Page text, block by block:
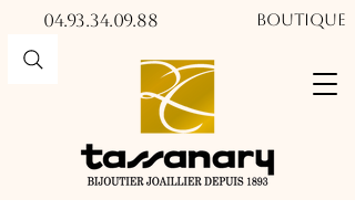
04.93.34.09.88​​ Boutique